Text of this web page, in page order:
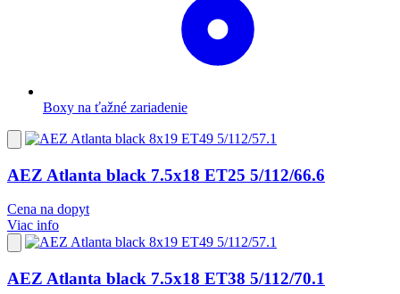
Boxy na ťažné zariadenie
Pridať
do
AEZ Atlanta black 7.5x18 ET25 5/112/66.6
Cena na dopyt
Viac info
Pridať
do
AEZ Atlanta black 7.5x18 ET38 5/112/70.1